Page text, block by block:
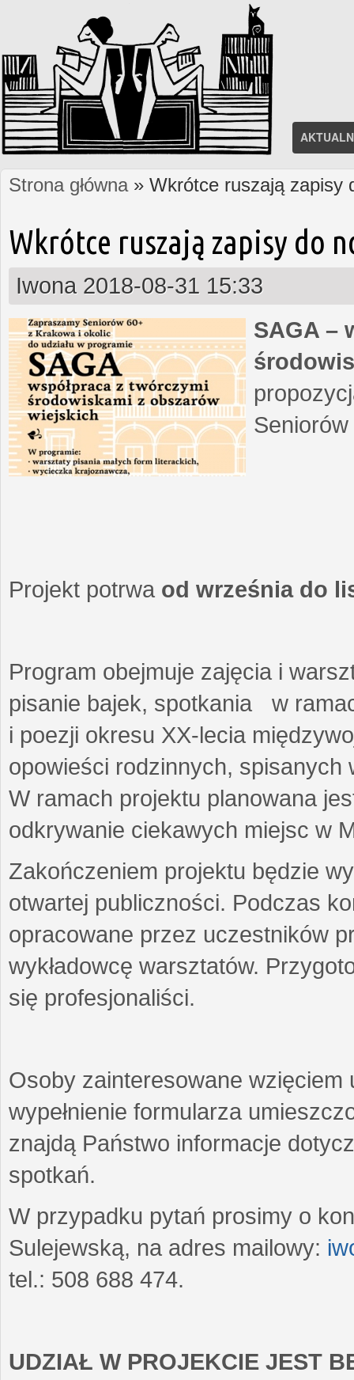
Jesteś tutaj
Strona główna» Wkrótce ruszają zapisy
Wkrótce ruszają zapisy do
Iwona 2018-08-31 15:33
SAGA –
Projekt potrwa od września do
Program obejmuje zajęcia i
pisanie bajek, spotkania w
i poezji okresu XX-lecia
opowieści rodzinnych,
W ramach projektu planowana
odkrywanie ciekawych miejsc w
Zakończeniem projektu będzie
otwartej publiczności. Podczas
opracowane przez uczestników
wykładowcę warsztatów.
się profesjonaliści.
Osoby zainteresowane wzięciem
wypełnienie formularza
znajdą Państwo informacje
spotkań.
W przypadku pytań prosimy o
Sulejewską, na adres mailowy:
tel.: 508 688 474.
UDZIAŁ W PROJEKCIE JEST